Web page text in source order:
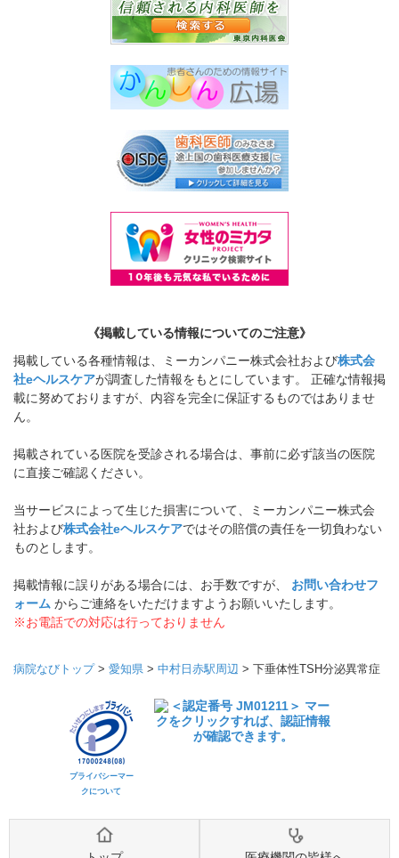
《掲載している情報についてのご注意》
掲載している各種情報は、ミーカンパニー株式会社および株式会
社eヘルスケアが調査した情報をもとにしています。 正確な情報掲
載に努めておりますが、内容を完全に保証するものではありませ
ん。
掲載されている医院を受診される場合は、事前に必ず該当の医院
に直接ご確認ください。
当サービスによって生じた損害について、ミーカンパニー株式会
社および株式会社eヘルスケアではその賠償の責任を一切負わない
ものとします。
掲載情報に誤りがある場合には、お手数ですが、 お問い合わせフ
ォーム からご連絡をいただけますようお願いいたします。
※お電話での対応は行っておりません
病院なびトップ> 愛知県 > 中村日赤駅周辺 > 下垂体性TSH分泌異常症
プライバシーマー
クについて